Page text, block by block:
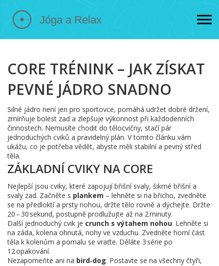
CORE TRÉNINK – JAK ZÍSKAT
PEVNÉ JÁDRO SNADNO
Silné jádro není jen pro sportovce, pomáhá udržet dobré držení,
zmírňuje bolest zad a zlepšuje výkonnost při každodenních
činnostech. Nemusíte chodit do tělocvičny, stačí pár
jednoduchých cviků a pravidelný plán. V tomto článku vám
ukážu, co je potřeba vědět, abyste měli stabilní a pevný střed
těla.
ZÁKLADNÍ CVIKY NA CORE
Nejlepší jsou cviky, které zapojují břišní svaly, šikmé břišní a
svaly zad. Začněte s plankem – lehněte si na břicho, zvedněte
se na předloktí a prsty nohou, držte tělo rovně a dýchejte. Držte
20 – 30 sekund, postupně prodlužujte až na 2 minuty.
Další jednoduchý cvik je crunch s výtahem nohou. Lehněte si
na záda, kolena ohnutá, nohy ve vzduchu. Zvedněte horní část
těla k kolenům a pomalu se vraťte. Děláte 3 série po
12 opakování.
Nezapomeňte ani na bird‑dog. Postavte se na všechny čtyři,